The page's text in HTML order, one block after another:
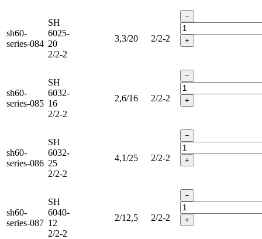
sh60-
series-084
SH
6025-
20
2/2-2
3,3/20 2/2-2
−
+
sh60-
series-085
SH
6032-
16
2/2-2
2,6/16 2/2-2
−
+
sh60-
series-086
SH
6032-
25
2/2-2
4,1/25 2/2-2
−
+
sh60-
series-087
SH
6040-
12
2/2-2
2/12,5 2/2-2
−
+